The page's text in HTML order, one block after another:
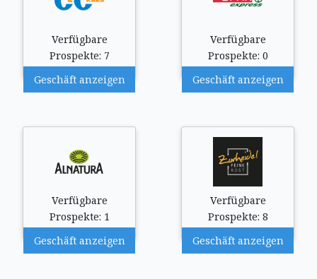
Verfügbare
Prospekte: 7
Geschäft anzeigen
Verfügbare
Prospekte: 0
Geschäft anzeigen
Verfügbare
Prospekte: 1
Geschäft anzeigen
Verfügbare
Prospekte: 8
Geschäft anzeigen